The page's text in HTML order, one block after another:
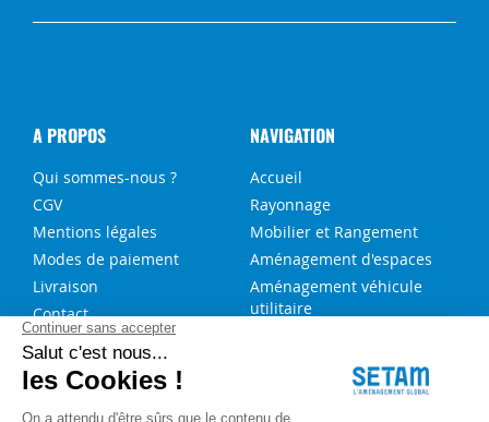
A PROPOS
Qui sommes-nous ?
CGV
Mentions légales
Modes de paiement
Livraison
Contact
NAVIGATION
Accueil
Rayonnage
Mobilier et Rangement
Aménagement d'espaces
Aménagement véhicule
utilitaire
NOS SERVICES
FAQ